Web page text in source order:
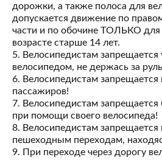
дорожки, а также полоса для
допускается движение по
части и по обочине ТОЛЬКО для
возрасте старше 14 лет.
5. Велосипедистам запрещается
велосипедом, не держась за
6. Велосипедистам запрещается
пассажиров!
7. Велосипедистам запрещается
при помощи своего велосипеда!
8. Велосипедистам запрещается
пешеходным переходам,
9. При переходе через дорогу